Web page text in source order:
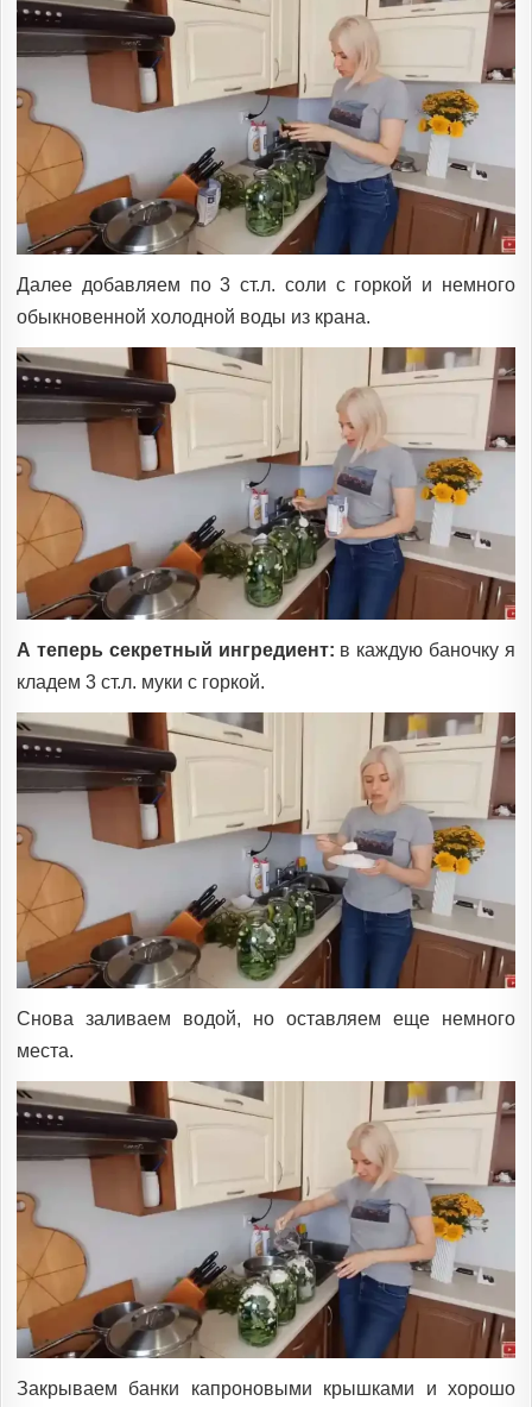
Далее добавляем по 3 ст.л. соли с горкой и немного
обыкновенной холодной воды из крана.
А теперь секретный ингредиент: в каждую баночку я
кладем 3 ст.л. муки с горкой.
Снова заливаем водой, но оставляем еще немного
места.
Закрываем банки капроновыми крышками и хорошо